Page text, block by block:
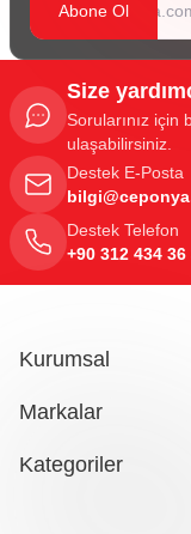
Abone Ol
Size
Sorularınız
ulaşabilirsiniz.
Destek E-Posta
Destek Telefon
+90 312 434
Kurumsal
Markalar
Kategoriler